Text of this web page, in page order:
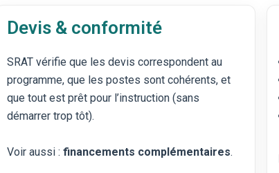
Devis & conformité
SRAT vérifie que les devis correspondent au
programme, que les postes sont cohérents, et
que tout est prêt pour l’instruction (sans
démarrer trop tôt).
Voir aussi :financements complémentaires.